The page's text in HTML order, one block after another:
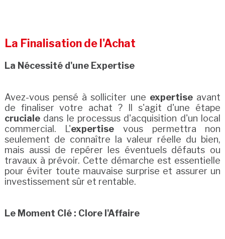
La Finalisation de l'Achat
La Nécessité d'une Expertise
Avez-vous pensé à solliciter une expertiseavant
de finaliser votre achat ? Il s'agit d'une étape
crucialedans le processus d'acquisition d'un local
commercial. L'expertise vous permettra non
seulement de connaître la valeur réelle du bien,
mais aussi de repérer les éventuels défauts ou
travaux à prévoir. Cette démarche est essentielle
pour éviter toute mauvaise surprise et assurer un
investissement sûr et rentable.
Le Moment Clé : Clore l'Affaire